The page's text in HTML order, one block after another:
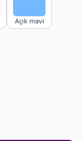
Açık mavi